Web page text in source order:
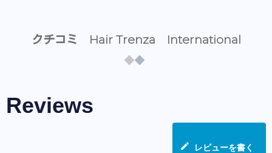
クチコミ Hair Trenza International
Reviews
レビューを書く